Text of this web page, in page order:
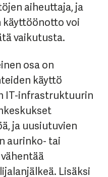
aiheuttaja, ja
käyttöönotto voi
vaikutusta.
osa on
käyttö
IT-infrastruktuurin
ja uusiutuvien
aurinko- tai
Lisäksi